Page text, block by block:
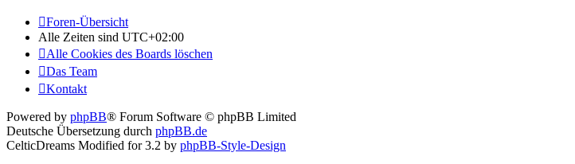
Foren-Übersicht
Alle Zeiten sind UTC+02:00
Alle Cookies des Boards löschen
Das Team
Kontakt
Powered by phpBB® Forum Software © phpBB Limited
Deutsche Übersetzung durch phpBB.de
CelticDreams Modified for 3.2 by phpBB-Style-Design